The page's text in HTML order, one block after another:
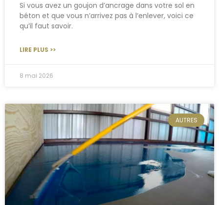
Si vous avez un goujon d’ancrage dans votre sol en
béton et que vous n’arrivez pas à l’enlever, voici ce
qu’il faut savoir.
LIRE PLUS >>
8 mai 2026
AUTRES